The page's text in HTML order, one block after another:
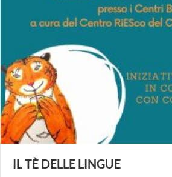
IL TÈ DELLE LINGUE